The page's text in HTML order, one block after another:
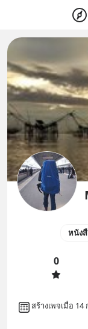
หนัง
0
สร้างเพจเมื่อ 14